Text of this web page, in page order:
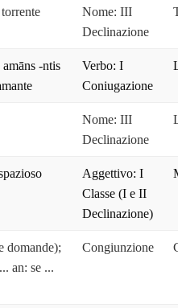
Nome: III
Declinazione
amāns -ntis
Verbo: I
Coniugazione
Nome: III
Declinazione
Aggettivo: I
Classe (I e II
Declinazione)
domande);
an: se ...
Congiunzione